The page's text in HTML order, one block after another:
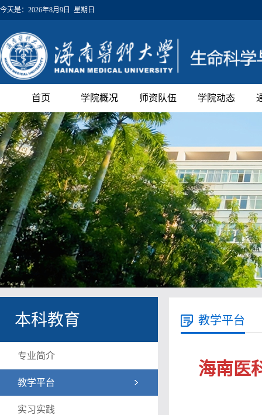
今天是： 2026年8月9日 星期日
首页 学院概况 师资队伍 学院动态
本科教育
专业简介
教学平台
实习实践
教学平台
海南医